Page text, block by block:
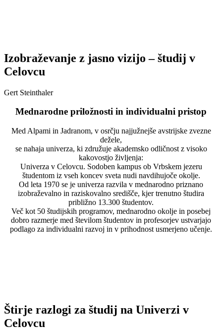
Izobraževanje z jasno vizijo – študij v
Celovcu
Gert Steinthaler
Mednarodne priložnosti in individualni pristop
Med Alpami in Jadranom, v osrčju najjužnejše avstrijske zvezne
dežele,
se nahaja univerza, ki združuje akademsko odličnost z visoko
kakovostjo življenja:
Univerza v Celovcu. Sodoben kampus ob Vrbskem jezeru
študentom iz vseh koncev sveta nudi navdihujoče okolje.
Od leta 1970 se je univerza razvila v mednarodno priznano
izobraževalno in raziskovalno središče, kjer trenutno študira
približno 13.300 študentov.
Več kot 50 študijskih programov, mednarodno okolje in posebej
dobro razmerje med številom študentov in profesorjev ustvarjajo
podlago za individualni razvoj in v prihodnost usmerjeno učenje.
Štirje razlogi za študij na Univerzi v
Celovcu